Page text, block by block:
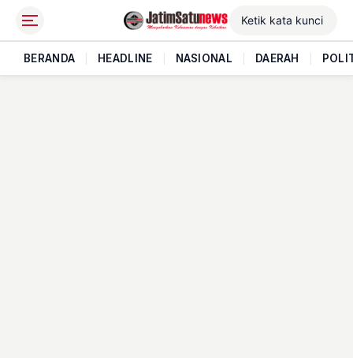
BERANDA HEADLINE NASIONAL DAERAH